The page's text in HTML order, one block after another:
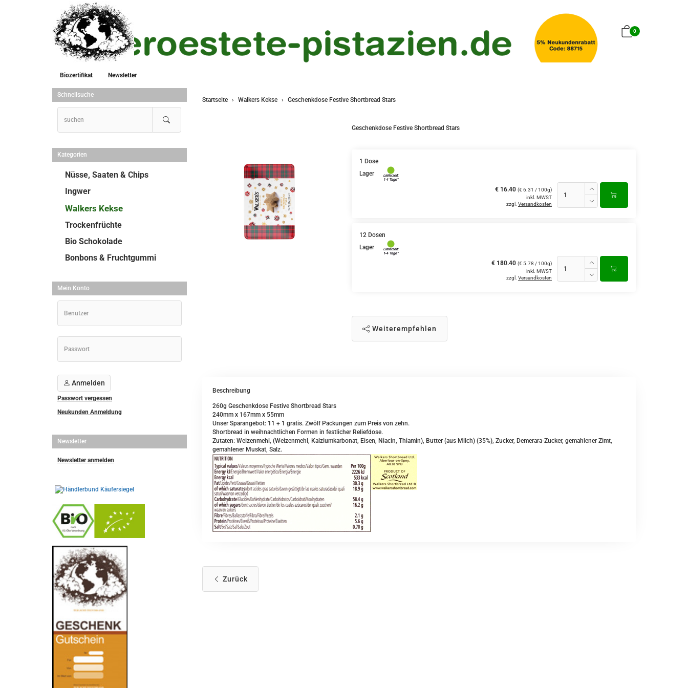
0
Biozertifikat Newsletter
Startseite Walkers Kekse Geschenkdose Festive Shortbread Stars
Geschenkdose Festive Shortbread Stars
1 Dose
Lager
€ 16.40 (€ 6.31 / 100g)
inkl. MWST
zzgl. Versandkosten
12 Dosen
Lager
€ 180.40 (€ 5.78 / 100g)
inkl. MWST
zzgl. Versandkosten
Weiterempfehlen
Beschreibung
260g Geschenkdose Festive Shortbread Stars
240mm x 167mm x 55mm
Unser Sparangebot: 11 + 1 gratis. Zwölf Packungen zum Preis von zehn.
Shortbread in weihnachtlichen Formen in festlicher Reliefdose.
Zutaten: Weizenmehl, (Weizenmehl, Kalziumkarbonat, Eisen, Niacin, Thiamin), Butter (aus Milch) (35%), Zucker, Demerara-Zucker, gemahlener Zimt,
gemahlener Muskat, Salz.
Zurück
Schnellsuche
Kategorien
Nüsse, Saaten & Chips
Ingwer
Walkers Kekse
Trockenfrüchte
Bio Schokolade
Bonbons & Fruchtgummi
Mein Konto
Anmelden
Passwort vergessen
Neukunden Anmeldung
Newsletter
Newsletter anmelden